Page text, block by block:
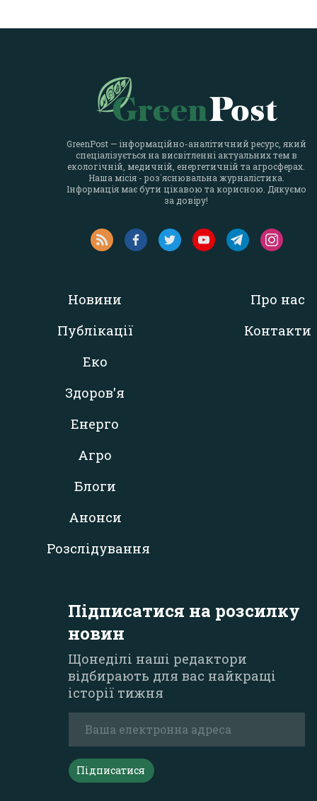
GreenPost — інформаційно-аналітичний ресурс, який
спеціалізується на висвітленні актуальних тем в
екологічній, медичній, енергетичній та агросферах.
Наша місія - роз`яснювальна журналістика.
Інформація має бути цікавою та корисною. Дякуємо
за довіру!
Новини
Публікації
Еко
Здоров'я
Енерго
Агро
Блоги
Анонси
Розслідування
Про нас
Контакти
Підписатися на розсилку
новин
Щонеділі наші редактори
відбирають для вас найкращі
історії тижня
Підписатися